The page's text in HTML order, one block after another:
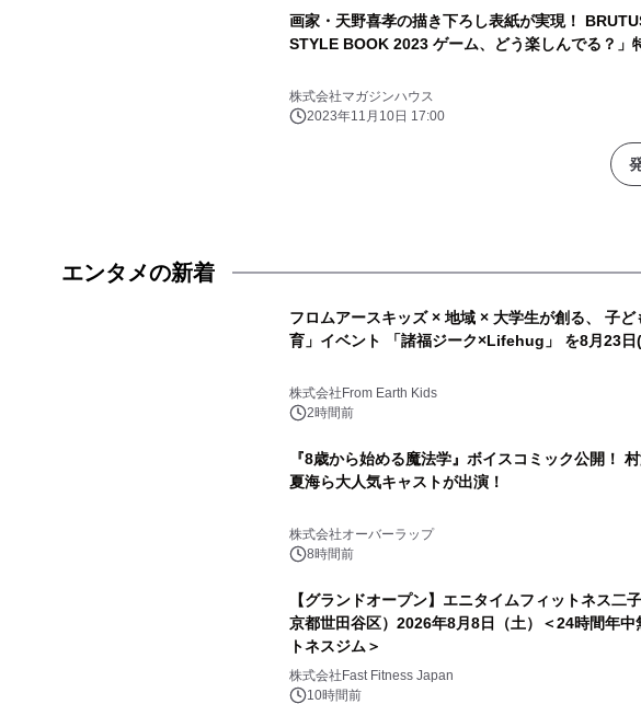
画家・天野喜孝の描き下ろし表紙が実現！
STYLE BOOK 2023 ゲーム、どう楽しんでる
株式会社マガジンハウス
2023年11月10日 17:00
エンタメの新着
フロムアースキッズ × 地域 × 大学生が創る、 子ど
育」イベント 「諸福ジーク×Lifehug」 を8月23日
株式会社From Earth Kids
2時間前
『8歳から始める魔法学』ボイスコミック公開！
夏海ら大人気キャストが出演！
株式会社オーバーラップ
8時間前
【グランドオープン】エニタイムフィットネス二
京都世田谷区）2026年8月8日（土）＜24時間年中
トネスジム＞
株式会社Fast Fitness Japan
10時間前